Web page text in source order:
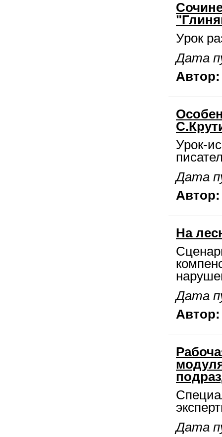
Урок
Дата
Автор:
Урок-
Дата
Автор:
На
Дата
Автор:
Дата